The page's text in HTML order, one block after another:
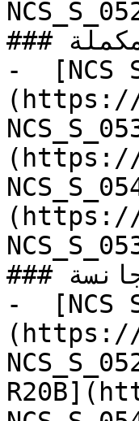
### المكملة
-  [NCS
(https://
(https://
(https://
### المتجانسة
-  [NCS
(https://